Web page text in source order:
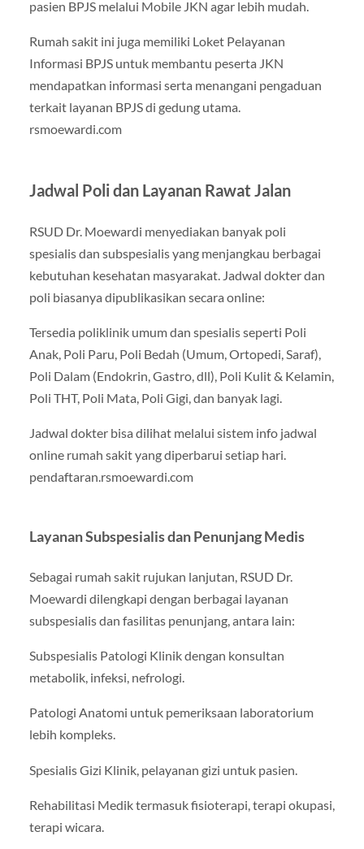
pasien BPJS melalui Mobile JKN agar lebih mudah.
Rumah sakit ini juga memiliki Loket Pelayanan
Informasi BPJS untuk membantu peserta JKN
mendapatkan informasi serta menangani pengaduan
terkait layanan BPJS di gedung utama.
rsmoewardi.com
Jadwal Poli dan Layanan Rawat Jalan
RSUD Dr. Moewardi menyediakan banyak poli
spesialis dan subspesialis yang menjangkau berbagai
kebutuhan kesehatan masyarakat. Jadwal dokter dan
poli biasanya dipublikasikan secara online:
Tersedia poliklinik umum dan spesialis seperti Poli
Anak, Poli Paru, Poli Bedah (Umum, Ortopedi, Saraf),
Poli Dalam (Endokrin, Gastro, dll), Poli Kulit & Kelamin,
Poli THT, Poli Mata, Poli Gigi, dan banyak lagi.
Jadwal dokter bisa dilihat melalui sistem info jadwal
online rumah sakit yang diperbarui setiap hari.
pendaftaran.rsmoewardi.com
Layanan Subspesialis dan Penunjang Medis
Sebagai rumah sakit rujukan lanjutan, RSUD Dr.
Moewardi dilengkapi dengan berbagai layanan
subspesialis dan fasilitas penunjang, antara lain:
Subspesialis Patologi Klinik dengan konsultan
metabolik, infeksi, nefrologi.
Patologi Anatomi untuk pemeriksaan laboratorium
lebih kompleks.
Spesialis Gizi Klinik, pelayanan gizi untuk pasien.
Rehabilitasi Medik termasuk fisioterapi, terapi okupasi,
terapi wicara.